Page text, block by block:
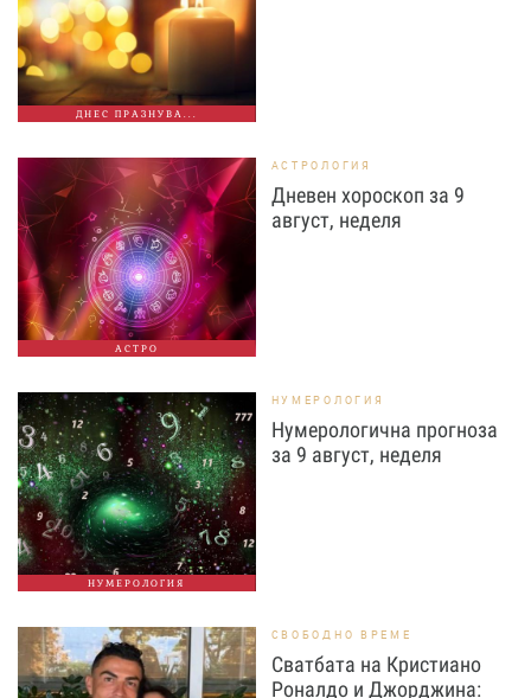
ДНЕС ПРАЗНУВА...
АСТРО
АСТРОЛОГИЯ
Дневен хороскоп за 9
август, неделя
НУМЕРОЛОГИЯ
НУМЕРОЛОГИЯ
Нумерологична прогноза
за 9 август, неделя
СВОБОДНО ВРЕМЕ
Сватбата на Кристиано
Роналдо и Джорджина: